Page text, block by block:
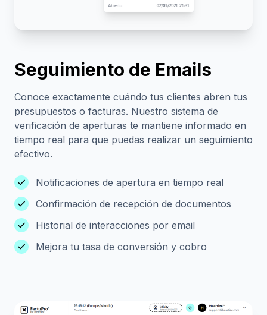
Seguimiento de Emails
Conoce exactamente cuándo tus clientes abren tus
presupuestos o facturas. Nuestro sistema de
verificación de aperturas te mantiene informado en
tiempo real para que puedas realizar un seguimiento
efectivo.
check Notificaciones de apertura en tiempo real
check Confirmación de recepción de documentos
check Historial de interacciones por email
check Mejora tu tasa de conversión y cobro